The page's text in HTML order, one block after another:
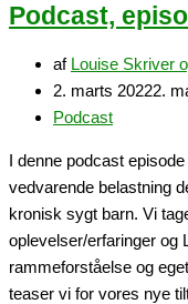
Podcast,
af Louise Skriver
2. marts 20222.
Podcast
I denne podcast
vedvarende belastning
kronisk sygt barn. Vi
oplevelser/erfaringer og
rammeforståelse og
teaser vi for vores nye